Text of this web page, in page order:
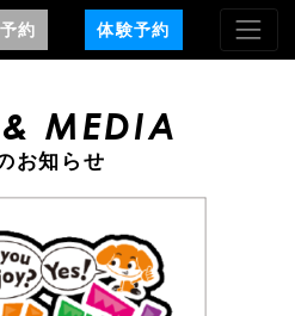
約
体験予約
MEDIA
お知らせ